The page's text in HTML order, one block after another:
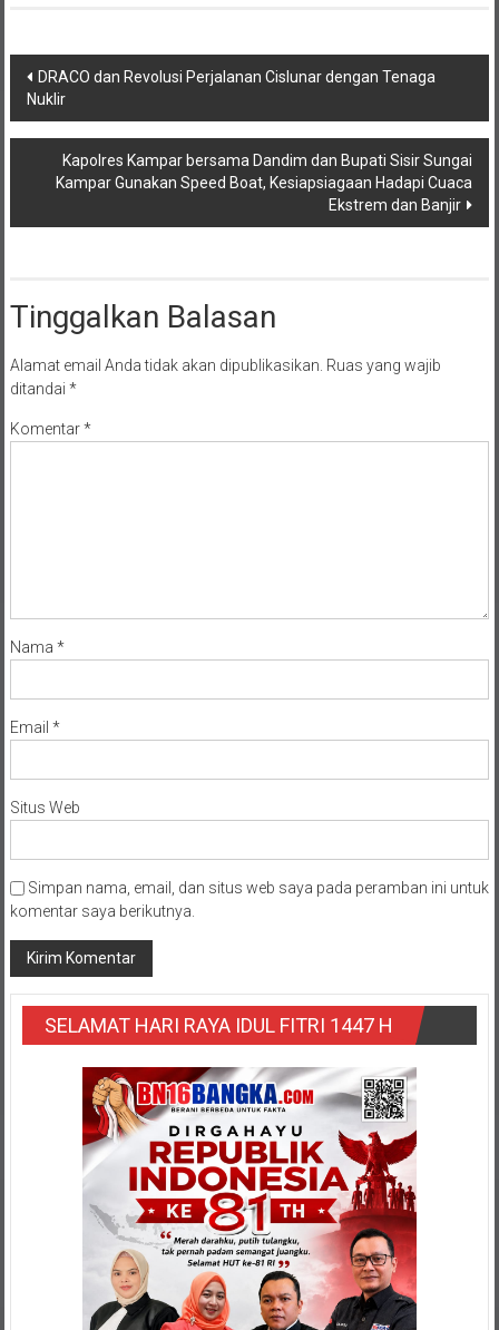
Navigasi
pos
DRACO dan Revolusi Perjalanan Cislunar dengan Tenaga
Nuklir
Kapolres Kampar bersama Dandim dan Bupati Sisir Sungai
Kampar Gunakan Speed Boat, Kesiapsiagaan Hadapi Cuaca
Ekstrem dan Banjir
Tinggalkan Balasan
Alamat email Anda tidak akan dipublikasikan. Ruas yang wajib
ditandai *
Komentar*
Nama *
Email *
Situs Web
Simpan nama, email, dan situs web saya pada peramban ini untuk
komentar saya berikutnya.
SELAMAT HARI RAYA IDUL FITRI 1447 H